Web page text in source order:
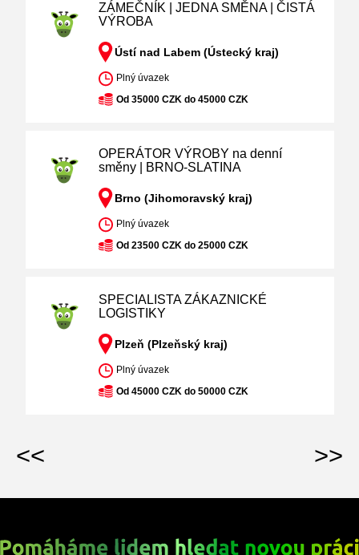
ZÁMEČNÍK | JEDNA SMĚNA | ČISTÁ
VÝROBA
Ústí nad Labem (Ústecký kraj)
Plný úvazek
Od 35000 CZK do 45000 CZK
OPERÁTOR VÝROBY na denní
směny | BRNO-SLATINA
Brno (Jihomoravský kraj)
Plný úvazek
Od 23500 CZK do 25000 CZK
SPECIALISTA ZÁKAZNICKÉ
LOGISTIKY
Plzeň (Plzeňský kraj)
Plný úvazek
Od 45000 CZK do 50000 CZK
<< >>